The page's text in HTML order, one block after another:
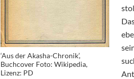
‘Aus der Akasha-Chronik’,
Buchcover Foto: Wikipedia,
Lizenz: PD